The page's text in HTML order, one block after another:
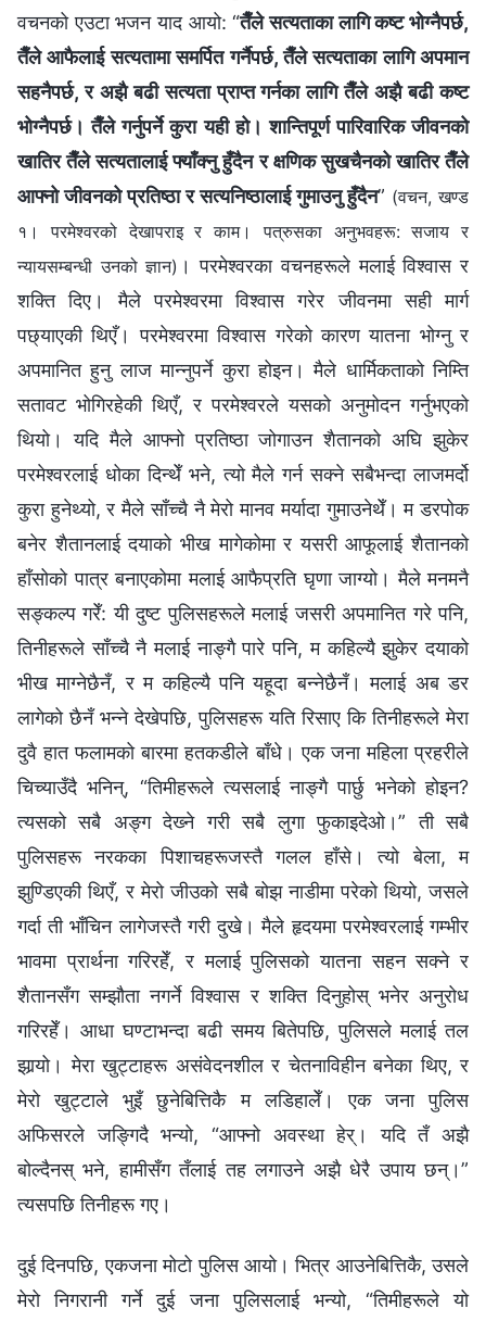
वचनको एउटा भजन याद आयो: “तैँले सत्यताका लागि कष्ट भोग्‍नैपर्छ,
तैँले आफैलाई सत्यतामा समर्पित गर्नैपर्छ, तैँले सत्यताका लागि अपमान
सहनैपर्छ, र अझै बढी सत्यता प्राप्त गर्नका लागि तैँले अझै बढी कष्ट
भोग्नैपर्छ। तैँले गर्नुपर्ने कुरा यही हो। शान्तिपूर्ण पारिवारिक जीवनको
खातिर तैँले सत्यतालाई फ्याँक्‍नु हुँदैन र क्षणिक सुखचैनको खातिर तैँले
आफ्‍नो जीवनको प्रतिष्ठा र सत्यनिष्ठालाई गुमाउनु हुँदैन” (वचन, खण्ड
१। परमेश्‍वरको देखापराइ र काम। पत्रुसका अनुभवहरू: सजाय र
न्यायसम्‍बन्धी उनको ज्ञान) । परमेश्‍वरका वचनहरूले मलाई विश्‍वास र
शक्ति दिए। मैले परमेश्‍वरमा विश्‍वास गरेर जीवनमा सही मार्ग
पछ्याएकी थिएँ। परमेश्‍वरमा विश्‍वास गरेको कारण यातना भोग्‍नु र
अपमानित हुनु लाज मान्‍नुपर्ने कुरा होइन। मैले धार्मिकताको निम्ति
सतावट भोगिरहेकी थिएँ, र परमेश्‍वरले यसको अनुमोदन गर्नुभएको
थियो। यदि मैले आफ्‍नो प्रतिष्ठा जोगाउन शैतानको अघि झुकेर
परमेश्‍वरलाई धोका दिन्थेँ भने, त्यो मैले गर्न सक्‍ने सबैभन्दा लाजमर्दो
कुरा हुनेथ्यो, र मैले साँच्‍चै नै मेरो मानव मर्यादा गुमाउनेथेँ। म डरपोक
बनेर शैतानलाई दयाको भीख मागेकोमा र यसरी आफूलाई शैतानको
हाँसोको पात्र बनाएकोमा मलाई आफैप्रति घृणा जाग्यो। मैले मनमनै
सङ्कल्‍प गरेँ: यी दुष्ट पुलिसहरूले मलाई जसरी अपमानित गरे पनि,
तिनीहरूले साँच्‍चै नै मलाई नाङ्गै पारे पनि, म कहिल्यै झुकेर दयाको
भीख माग्‍नेछैनँ, र म कहिल्यै पनि यहूदा बन्‍नेछैनँ। मलाई अब डर
लागेको छैनँ भन्‍ने देखेपछि, पुलिसहरू यति रिसाए कि तिनीहरूले मेरा
दुवै हात फलामको बारमा हतकडीले बाँधे। एक जना महिला प्रहरीले
चिच्याउँदै भनिन्, “तिमीहरूले त्यसलाई नाङ्गै पार्छु भनेको होइन?
त्यसको सबै अङ्ग देख्‍ने गरी सबै लुगा फुकाइदेओ।” ती सबै
पुलिसहरू नरकका पिशाचहरूजस्तै गलल हाँसे। त्यो बेला, म
झुण्डिएकी थिएँ, र मेरो जीउको सबै बोझ नाडीमा परेको थियो, जसले
गर्दा ती भाँचिन लागेजस्तै गरी दुखे। मैले हृदयमा परमेश्‍वरलाई गम्भीर
भावमा प्रार्थना गरिरहेँ, र मलाई पुलिसको यातना सहन सक्‍ने र
शैतानसँग सम्झौता नगर्ने विश्‍वास र शक्ति दिनुहोस् भनेर अनुरोध
गरिरहेँ। आधा घण्टाभन्दा बढी समय बितेपछि, पुलिसले मलाई तल
झार्‍यो। मेरा खुट्टाहरू असंवेदनशील र चेतनाविहीन बनेका थिए, र
मेरो खुट्टाले भुइँ छुनेबित्तिकै म लडिहालेँ। एक जना पुलिस
अफिसरले जङ्गिदै भन्यो, “आफ्‍नो अवस्था हेर्। यदि तँ अझै
बोल्दैनस् भने, हामीसँग तँलाई तह लगाउने अझै धेरै उपाय छन्।”
त्यसपछि तिनीहरू गए।
दुई दिनपछि, एकजना मोटो पुलिस आयो। भित्र आउनेबित्तिकै, उसले
मेरो निगरानी गर्ने दुई जना पुलिसलाई भन्यो, “तिमीहरूले यो